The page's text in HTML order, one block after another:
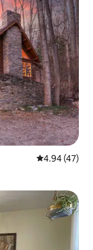
平均评分
4.94 (47)